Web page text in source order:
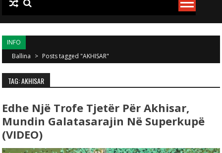
INFO
Ballina > Posts tagged "AKHISAR"
TAG: AKHISAR
Edhe Një Trofe Tjetër Për Akhisar,
Mundin Galatasarajin Në Superkupë
(VIDEO)